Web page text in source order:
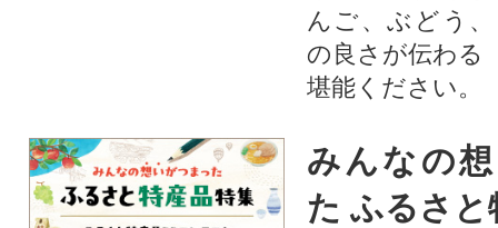
んご、ぶどう
の良さが伝わる
堪能ください。
みんなの
た ふるさと